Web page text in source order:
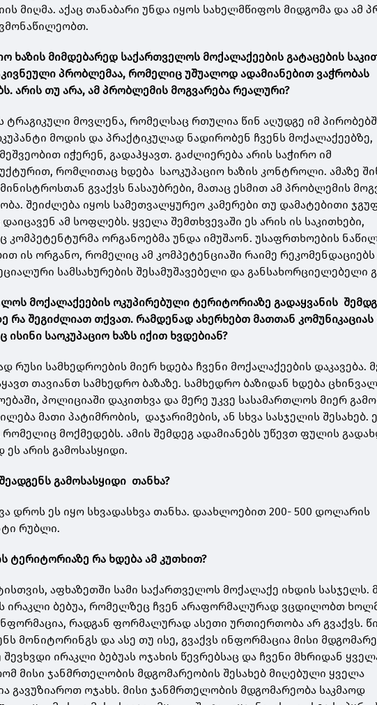
მიღმა. აქაც თანაბარი უნდა იყოს სახელმწიფოს მიდგომა და ამ
ხაზის მიმდებარედ საქართველოს მოქალაქეების გატაცების
პრობლემაა, რომელიც უშუალოდ ადამიანებით ვაჭრობას
არის თუ არა, ამ პრობლემის მოგვარება რეალური?
ტრაგიკული მოვლენა, რომელსაც რთულია წინ აღუდგე იმ
მოდის და პრაქტიკულად ნადირობენ ჩვენს მოქალაქეებზე,
იჭერენ, გადაჰყავთ. გაძლიერება არის საჭირო იმ
რომლითაც ხდება საოკუპაციო ხაზის კონტროლი. ამაზე
გვაქვს ნასაუბრები, მათაც ესმით ამ პრობლემის
შეიძლება იყოს სამეთვალყურეო კამერები თუ დამატებითი
ამ სოფლებს. ყველა შემთხვევაში ეს არის ის საკითხები,
კომპეტენტურმა ორგანოებმა უნდა იმუშაონ. უსაფრთხოების
ის ორგანო, რომელიც ამ კომპეტენციაში რაიმე რეკომენდაციებს
სამსახურების შესამუშავებელი და განსახორციელებელი
მოქალაქეების ოკუპირებული ტერიტორიაზე გადაყვანის
რა შეგიძლიათ თქვათ. რამდენად ახერხებთ მათთან კომუნიკაციას
ისინი საოკუპაციო ხაზს იქით ხვდებიან?
რუსი სამხედროების მიერ ხდება ჩვენი მოქალაქეების დაკავება.
თავიანთ სამხედრო ბაზაზე. სამხედრო ბაზიდან ხდება
პოლიციაში დაკითხვა და მერე უკვე სასამართლოს მიერ
მათი პატიმრობის, დაჯარიმების, ან სხვა სასჯელის შესახებ.
რომელიც მოქმედებს. ამის შემდეგ ადამიანებს უწევთ ფულის
ეს არის გამოსასყიდი.
გამოსასყიდი თანხა?
დროს ეს იყო სხვადასხვა თანხა. დაახლოებით 200- 500 დოლარის
რუბლი.
ტერიტორიაზე რა ხდება ამ კუთხით?
აფხაზეთში სამი საქართველოს მოქალაქე იხდის სასჯელს.
ირაკლი ბებუა, რომელზეც ჩვენ არაფორმალურად ვცდილობთ
რადგან ფორმალურად ასეთი ურთიერთობა არ გვაქვს.
მონიტორინგს და ასე თუ ისე, გვაქვს ინფორმაცია მისი
შევხვდი ირაკლი ბებუას ოჯახის წევრებსაც და ჩვენი მხრიდან
მისი ჯანმრთელობის მდგომარეობის შესახებ მიღებული ყველა
გავუზიაროთ ოჯახს. მისი ჯანმრთელობის მდგომარეობა საკმაოდ